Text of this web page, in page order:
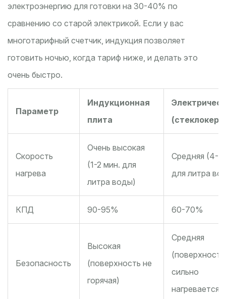
электроэнергию для готовки на 30-40% по
сравнению со старой электрикой. Если у вас
многотарифный счетчик, индукция позволяет
готовить ночью, когда тариф ниже, и делать это
очень быстро.
Параметр
Индукционная
плита
Скорость
нагрева
Очень высокая
(1-2 мин. для
литра воды)
Средняя (4-5
для литра
КПД 90-95% 60-70%
Безопасность
Высокая
(поверхность не
горячая)
Средняя
(поверхность
сильно
нагревается)